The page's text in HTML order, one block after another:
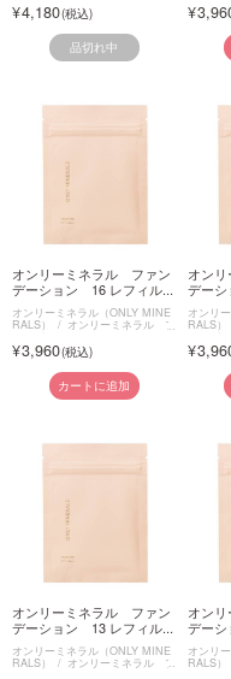
4,180
品切れ中
オンリーミネラル ファン
デーション 16 レフィル...
オンリーミネラル（ONLY MINE
RALS） オンリーミネラル フ
ァンデーション
3,960
カートに追加
オン
デー
オンリ
RALS）
ァンデ
オンリーミネラル ファン
デーション 13 レフィル...
オンリーミネラル（ONLY MINE
RALS） オンリーミネラル フ
オン
デー
オンリ
RALS）